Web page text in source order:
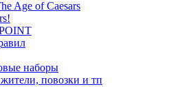
Age of Caesars
наборы
повозки и тп